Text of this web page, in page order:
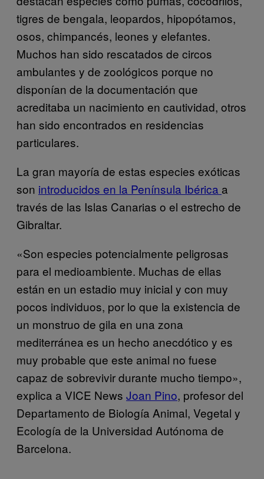
tigres de bengala, leopardos, hipopótamos,
osos, chimpancés, leones y elefantes.
Muchos han sido rescatados de circos
ambulantes y de zoológicos porque no
disponían de la documentación que
acreditaba un nacimiento en cautividad, otros
han sido encontrados en residencias
particulares.
La gran mayoría de estas especies exóticas
son introducidos en la Península Ibérica a
través de las Islas Canarias o el estrecho de
Gibraltar.
«Son especies potencialmente peligrosas
para el medioambiente. Muchas de ellas
están en un estadio muy inicial y con muy
pocos individuos, por lo que la existencia de
un monstruo de gila en una zona
mediterránea es un hecho anecdótico y es
muy probable que este animal no fuese
capaz de sobrevivir durante mucho tiempo»,
explica a VICE News Joan Pino, profesor del
Departamento de Biología Animal, Vegetal y
Ecología de la Universidad Autónoma de
Barcelona.